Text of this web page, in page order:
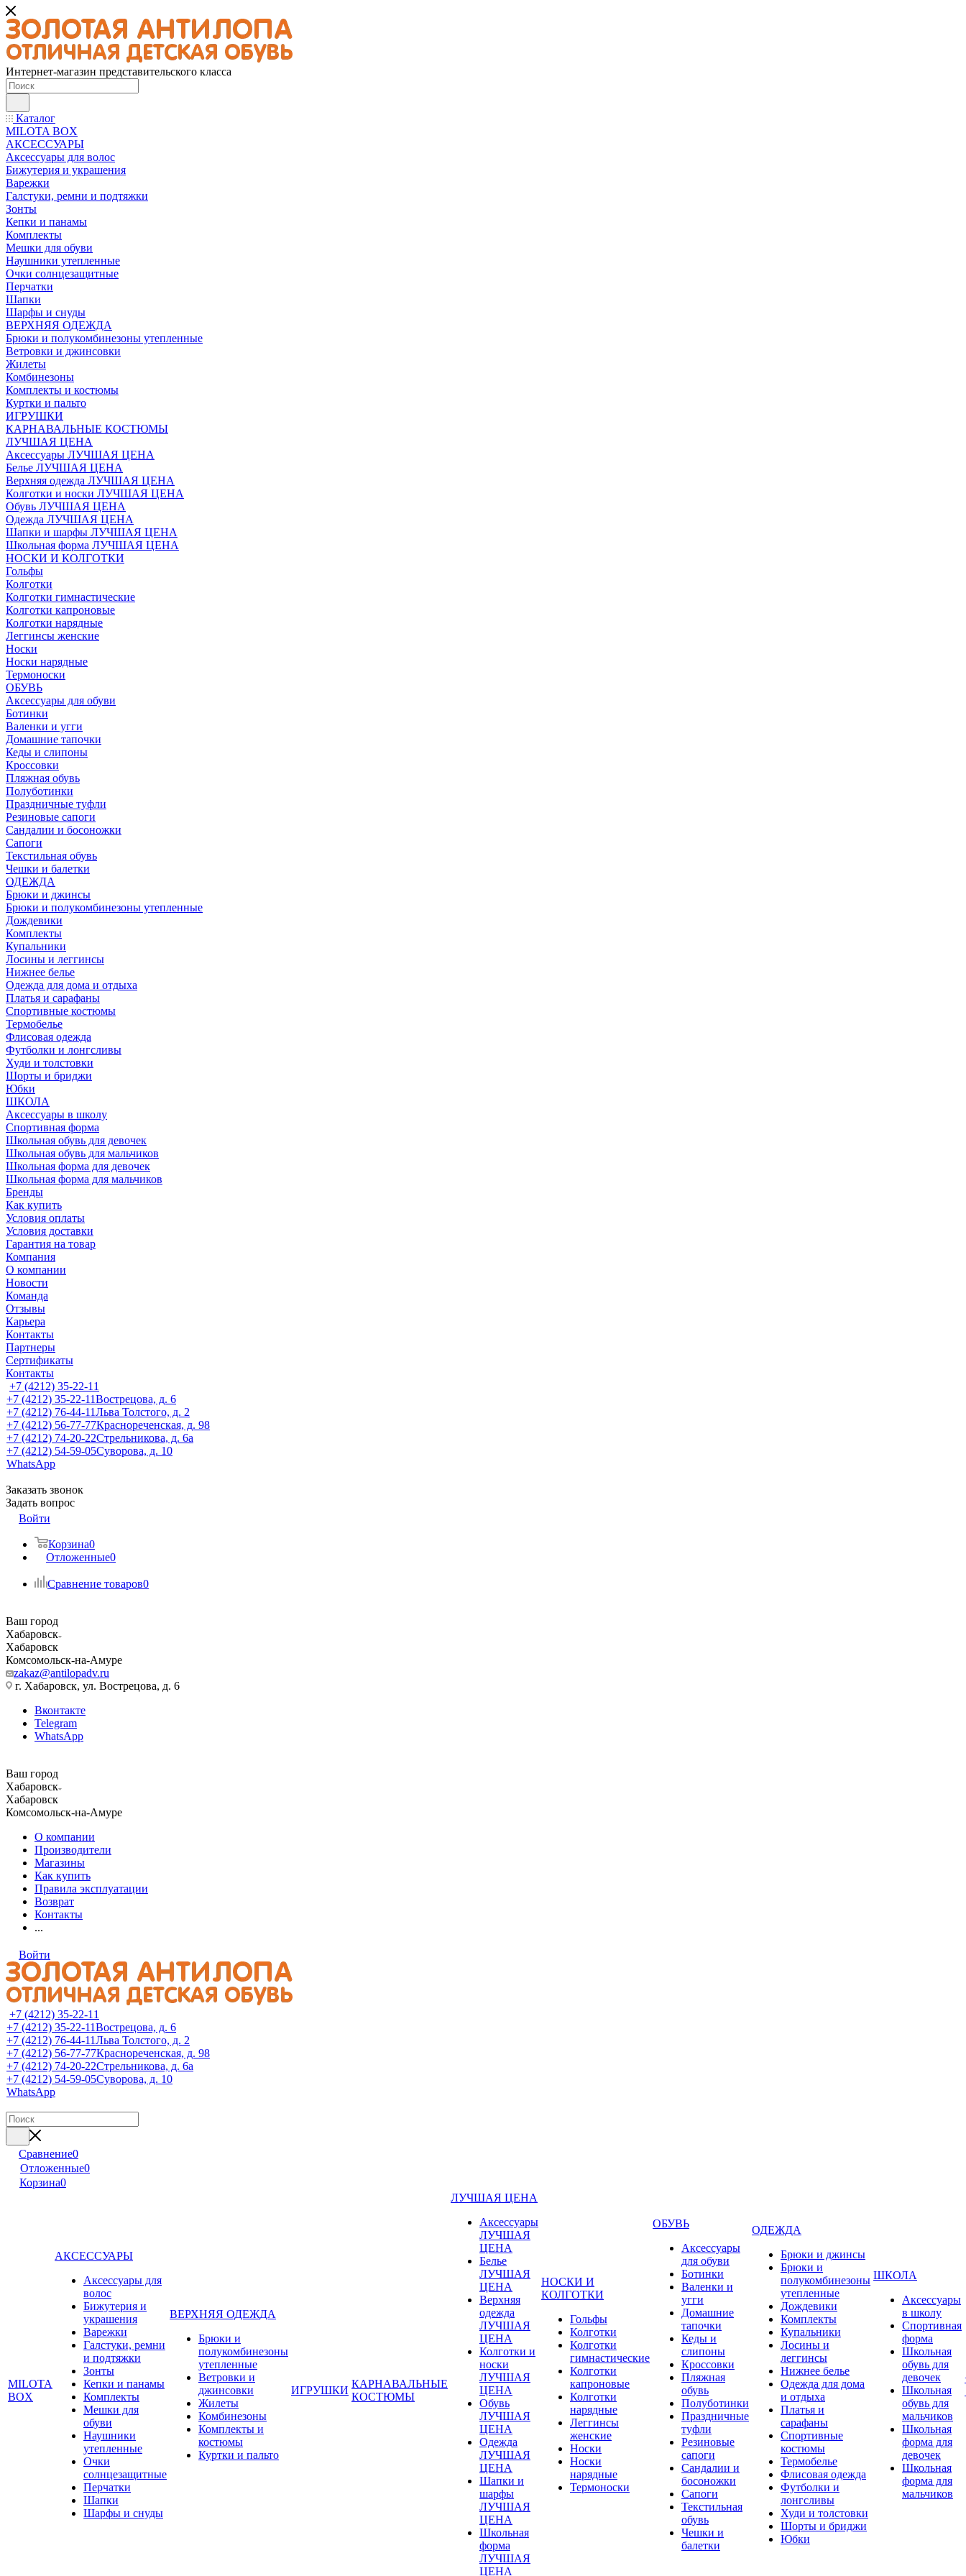
Интернет-магазин представительского класса
Каталог
MILOTA BOX
АКСЕССУАРЫ
Аксессуары для волос
Бижутерия и украшения
Варежки
Галстуки, ремни и подтяжки
Зонты
Кепки и панамы
Комплекты
Мешки для обуви
Наушники утепленные
Очки солнцезащитные
Перчатки
Шапки
Шарфы и снуды
ВЕРХНЯЯ ОДЕЖДА
Брюки и полукомбинезоны утепленные
Ветровки и джинсовки
Жилеты
Комбинезоны
Комплекты и костюмы
Куртки и пальто
ИГРУШКИ
КАРНАВАЛЬНЫЕ КОСТЮМЫ
ЛУЧШАЯ ЦЕНА
Аксессуары ЛУЧШАЯ ЦЕНА
Белье ЛУЧШАЯ ЦЕНА
Верхняя одежда ЛУЧШАЯ ЦЕНА
Колготки и носки ЛУЧШАЯ ЦЕНА
Обувь ЛУЧШАЯ ЦЕНА
Одежда ЛУЧШАЯ ЦЕНА
Шапки и шарфы ЛУЧШАЯ ЦЕНА
Школьная форма ЛУЧШАЯ ЦЕНА
НОСКИ И КОЛГОТКИ
Гольфы
Колготки
Колготки гимнастические
Колготки капроновые
Колготки нарядные
Леггинсы женские
Носки
Носки нарядные
Термоноски
ОБУВЬ
Аксессуары для обуви
Ботинки
Валенки и угги
Домашние тапочки
Кеды и слипоны
Кроссовки
Пляжная обувь
Полуботинки
Праздничные туфли
Резиновые сапоги
Сандалии и босоножки
Сапоги
Текстильная обувь
Чешки и балетки
ОДЕЖДА
Брюки и джинсы
Брюки и полукомбинезоны утепленные
Дождевики
Комплекты
Купальники
Лосины и леггинсы
Нижнее белье
Одежда для дома и отдыха
Платья и сарафаны
Спортивные костюмы
Термобелье
Флисовая одежда
Футболки и лонгсливы
Худи и толстовки
Шорты и бриджи
Юбки
ШКОЛА
Аксессуары в школу
Спортивная форма
Школьная обувь для девочек
Школьная обувь для мальчиков
Школьная форма для девочек
Школьная форма для мальчиков
Бренды
Как купить
Условия оплаты
Условия доставки
Гарантия на товар
Компания
О компании
Новости
Команда
Отзывы
Карьера
Контакты
Партнеры
Сертификаты
Контакты
+7 (4212) 35-22-11
+7 (4212) 35-22-11Вострецова, д. 6
+7 (4212) 76-44-11Льва Толстого, д. 2
+7 (4212) 56-77-77Краснореченская, д. 98
+7 (4212) 74-20-22Стрельникова, д. 6а
+7 (4212) 54-59-05Суворова, д. 10
WhatsApp
Заказать звонок
Задать вопрос
Войти
Корзина0
Отложенные0
Сравнение товаров0
Ваш город
Хабаровск
Хабаровск
Комсомольск-на-Амуре
zakaz@antilopadv.ru
г. Хабаровск, ул. Вострецова, д. 6
Вконтакте
Telegram
WhatsApp
Ваш город
Хабаровск
Хабаровск
Комсомольск-на-Амуре
О компании
Производители
Магазины
Как купить
Правила эксплуатации
Возврат
Контакты
...
Войти
+7 (4212) 35-22-11
+7 (4212) 35-22-11Вострецова, д. 6
+7 (4212) 76-44-11Льва Толстого, д. 2
+7 (4212) 56-77-77Краснореченская, д. 98
+7 (4212) 74-20-22Стрельникова, д. 6а
+7 (4212) 54-59-05Суворова, д. 10
WhatsApp
Сравнение0
Отложенные0
Корзина0
MILOTA
BOX
АКСЕССУАРЫ
Аксессуары для
волос
Бижутерия и
украшения
Варежки
Галстуки, ремни
и подтяжки
Зонты
Кепки и панамы
Комплекты
Мешки для
обуви
Наушники
утепленные
Очки
солнцезащитные
Перчатки
Шапки
Шарфы и снуды
ВЕРХНЯЯ ОДЕЖДА
Брюки и
полукомбинезоны
утепленные
Ветровки и
джинсовки
Жилеты
Комбинезоны
Комплекты и
костюмы
Куртки и пальто
ИГРУШКИ
КАРНАВАЛЬНЫЕ
КОСТЮМЫ
ЛУЧШАЯ ЦЕНА
Аксессуары
ЛУЧШАЯ
ЦЕНА
Белье
ЛУЧШАЯ
ЦЕНА
Верхняя
одежда
ЛУЧШАЯ
ЦЕНА
Колготки и
носки
ЛУЧШАЯ
ЦЕНА
Обувь
ЛУЧШАЯ
ЦЕНА
Одежда
ЛУЧШАЯ
ЦЕНА
Шапки и
шарфы
ЛУЧШАЯ
ЦЕНА
Школьная
форма
ЛУЧШАЯ
ЦЕНА
НОСКИ И
КОЛГОТКИ
Гольфы
Колготки
Колготки
гимнастические
Колготки
капроновые
Колготки
нарядные
Леггинсы
женские
Носки
Носки
нарядные
Термоноски
ОБУВЬ
Аксессуары
для обуви
Ботинки
Валенки и
угги
Домашние
тапочки
Кеды и
слипоны
Кроссовки
Пляжная
обувь
Полуботинки
Праздничные
туфли
Резиновые
сапоги
Сандалии и
босоножки
Сапоги
Текстильная
обувь
Чешки и
балетки
ОДЕЖДА
Брюки и джинсы
Брюки и
полукомбинезоны
утепленные
Дождевики
Комплекты
Купальники
Лосины и
леггинсы
Нижнее белье
Одежда для дома
и отдыха
Платья и
сарафаны
Спортивные
костюмы
Термобелье
Флисовая одежда
Футболки и
лонгсливы
Худи и толстовки
Шорты и бриджи
Юбки
ШКОЛА
Аксессуары
в школу
Спортивная
форма
Школьная
обувь для
девочек
Школьная
обувь для
мальчиков
Школьная
форма для
девочек
Школьная
форма для
мальчиков